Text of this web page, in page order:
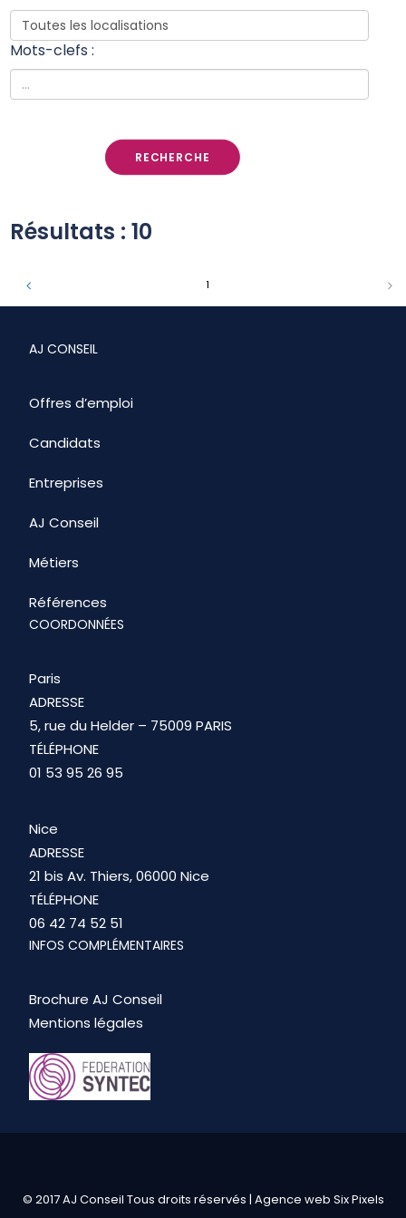
EN
Mots-clefs :
RECHERCHE
Résultats : 10
1
AJ CONSEIL
Offres d’emploi
Candidats
Entreprises
AJ Conseil
Métiers
Références
COORDONNÉES
Paris
ADRESSE
5, rue du Helder – 75009 PARIS
TÉLÉPHONE
01 53 95 26 95
Nice
ADRESSE
21 bis Av. Thiers, 06000 Nice
TÉLÉPHONE
06 42 74 52 51
INFOS COMPLÉMENTAIRES
Brochure AJ Conseil
Mentions légales
© 2017 AJ Conseil Tous droits réservés | Agence web Six Pixels